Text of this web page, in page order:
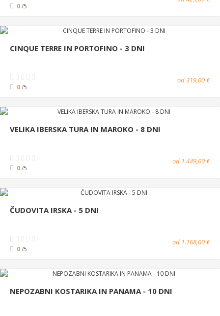
0/5
CINQUE TERRE IN PORTOFINO - 3 DNI
0/5
od 319,00 €
VELIKA IBERSKA TURA IN MAROKO - 8 DNI
0/5
od 1.449,00 €
ČUDOVITA IRSKA - 5 DNI
0/5
od 1.168,00 €
NEPOZABNI KOSTARIKA IN PANAMA - 10 DNI